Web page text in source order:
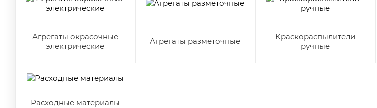
Агрегаты окрасочные
электрические
Агрегаты разметочные
Краскораспылители
ручные
Расходные материалы